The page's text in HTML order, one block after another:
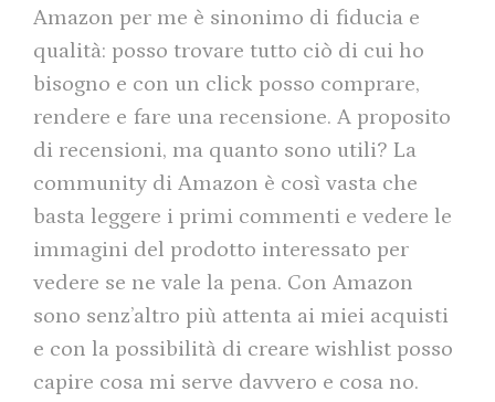
Amazon per me è sinonimo di fiducia e
qualità: posso trovare tutto ciò di cui ho
bisogno e con un click posso comprare,
rendere e fare una recensione. A proposito
di recensioni, ma quanto sono utili? La
community di Amazon è così vasta che
basta leggere i primi commenti e vedere le
immagini del prodotto interessato per
vedere se ne vale la pena. Con Amazon
sono senz’altro più attenta ai miei acquisti
e con la possibilità di creare wishlist posso
capire cosa mi serve davvero e cosa no.